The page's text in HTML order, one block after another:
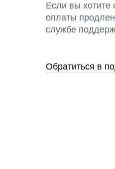
Если вы хотите
оплаты
службе
Обратиться в